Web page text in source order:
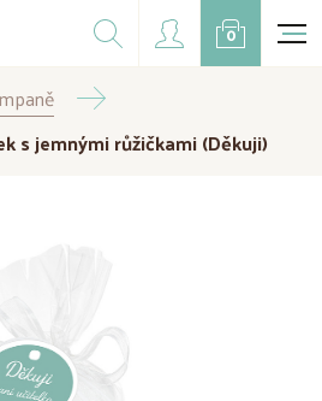
Dárkové balíčky
Doplňky
Doprodej
EUR
0
s jemnými růžičkami (Děkuji)